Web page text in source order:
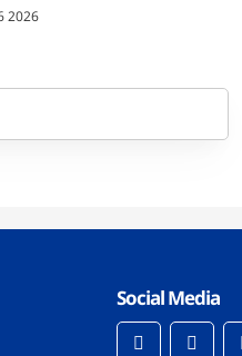
Servis dan Cek Motor
2026
Social Media